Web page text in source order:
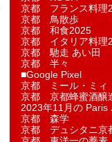
京都 フランス料理
京都 鳥散歩
京都 和食2025
京都 イタリア料理
京都 馳走 あい田
京都 半々
■Google Pixel
京都 ミール・ミィ
京都 京都蜂蜜酒醸
2023年11月の Paris
京都 森学
京都 デュシタニ京